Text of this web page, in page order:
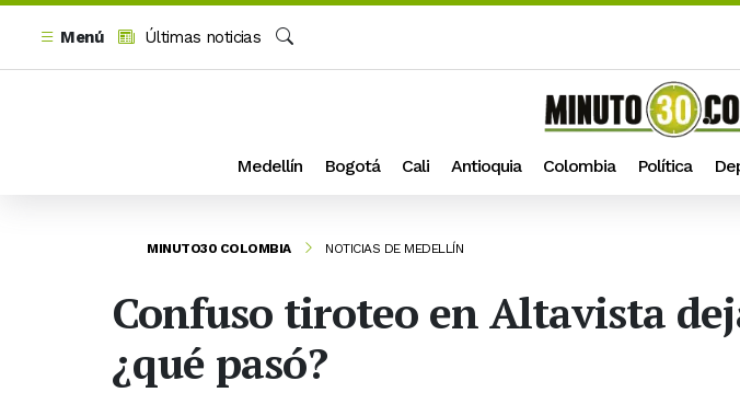
Menú
Últimas noticias
Medellín Bogotá Cali Antioquia Colombia Política
MINUTO30 COLOMBIA NOTICIAS DE MEDELLÍN
Confuso tiroteo en Altavista
¿qué pasó?